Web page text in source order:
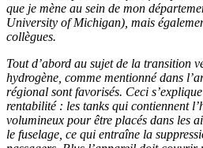
que je mène au sein de mon
University of Michigan), mais
collègues.
Tout d’abord au sujet de la transition
hydrogène, comme mentionné dans
régional sont favorisés. Ceci
rentabilité : les tanks qui contiennent
volumineux pour être placés dans les
le fuselage, ce qui entraîne la